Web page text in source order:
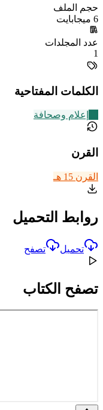
حجم الملف
6 ميجابايت
عدد المجلدات
1
الكلمات المفتاحية
إعلام وصحافة
القرن
القرن 15 هـ
روابط التحميل
تحميل تصفح
تصفح الكتاب